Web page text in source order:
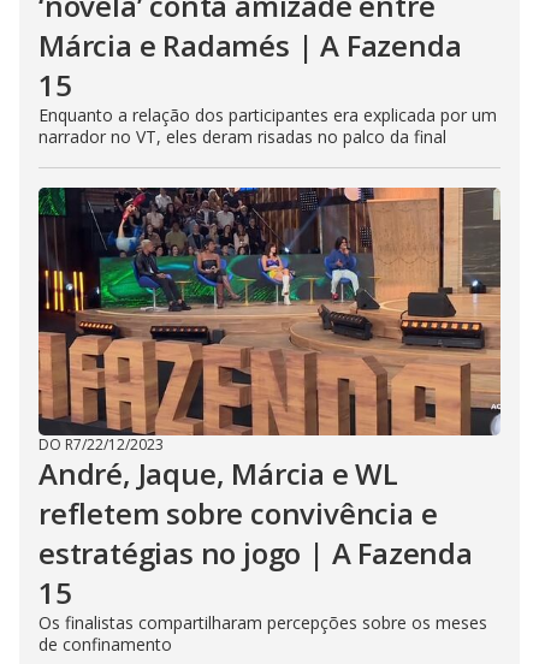
Márcia e Radamés | A Fazenda
15
Enquanto a relação dos participantes era explicada por um
narrador no VT, eles deram risadas no palco da final
DO R7/22/12/2023
André, Jaque, Márcia e WL
refletem sobre convivência e
estratégias no jogo | A Fazenda
15
Os finalistas compartilharam percepções sobre os meses
de confinamento